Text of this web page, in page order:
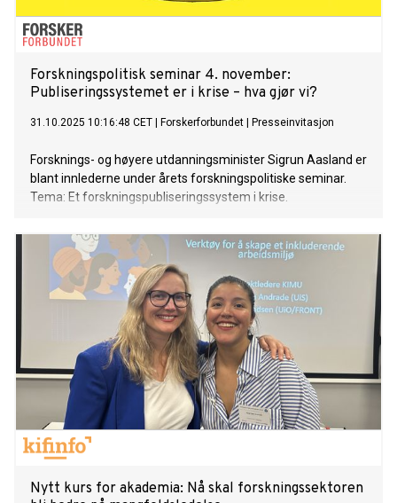
Forskningspolitisk seminar 4. november:
Publiseringssystemet er i krise – hva gjør vi?
31.10.2025 10:16:48 CET Forskerforbundet Presseinvitasjon
Forsknings- og høyere utdanningsminister Sigrun Aasland er
blant innlederne under årets forskningspolitiske seminar.
Tema: Et forskningspubliseringssystem i krise.
Nytt kurs for akademia: Nå skal forskningssektoren